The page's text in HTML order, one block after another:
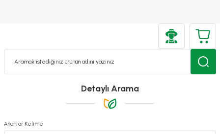
Detaylı Arama
Anahtar Kelime